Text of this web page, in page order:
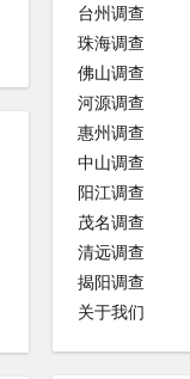
台州调查
珠海调查
佛山调查
河源调查
惠州调查
中山调查
阳江调查
茂名调查
清远调查
揭阳调查
关于我们